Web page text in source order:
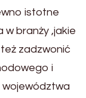
istotne
w branży ,jakie
zadzwonić
i
województwa